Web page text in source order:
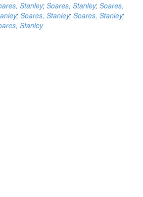
Stanley;Soares, Stanley;Soares,
;Soares, Stanley;Soares, Stanley;
Stanley